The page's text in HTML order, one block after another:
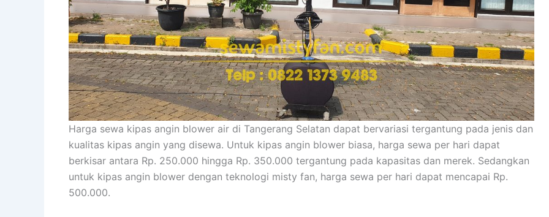
Harga sewa kipas angin blower air di Tangerang Selatan dapat bervariasi tergantung pada jenis dan
kualitas kipas angin yang disewa. Untuk kipas angin blower biasa, harga sewa per hari dapat
berkisar antara Rp. 250.000 hingga Rp. 350.000 tergantung pada kapasitas dan merek. Sedangkan
untuk kipas angin blower dengan teknologi misty fan, harga sewa per hari dapat mencapai Rp.
500.000.